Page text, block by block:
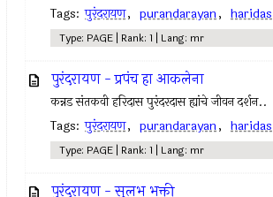
Tags: पुरंदरायण, purandarayan, haridas
Type: PAGE | Rank: 1 | Lang: mr
पुरंदरायण - प्रपंच हा आकलेना
कन्नड संतकवी हरिदास पुरंदरदास ह्यांचे जीवन दर्शन..
Tags: पुरंदरायण, purandarayan, haridas
Type: PAGE | Rank: 1 | Lang: mr
पुरंदरायण - सुलभ भक्ती